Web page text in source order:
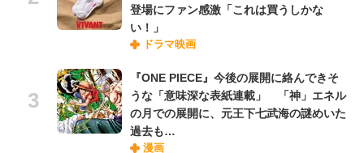
登場にファン感激「これは買うしかな
い！」
ドラマ映画
『ONE PIECE』今後の展開に絡んできそ
うな「意味深な表紙連載」 「神」エネル
の月での展開に、元王下七武海の謎めいた
過去も…
漫画